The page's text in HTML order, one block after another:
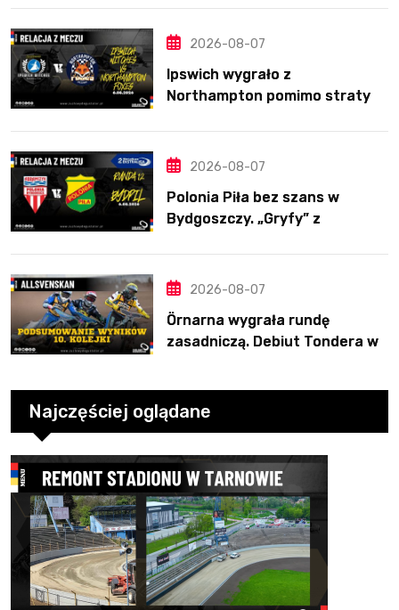
2026-08-07
Ipswich wygrało z
Northampton pomimo straty
2026-08-07
Polonia Piła bez szans w
Bydgoszczy. „Gryfy” z
2026-08-07
Örnarna wygrała rundę
zasadniczą. Debiut Tondera w
Najczęściej oglądane